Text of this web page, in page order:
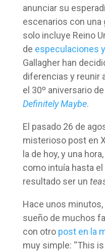
anunciar su
escenarios con una
solo incluye Reino
de especulaciones
Gallagher han
diferencias y reunir
el 30º aniversario
Definitely Maybe.
El pasado 26 de
misterioso post en
la de hoy, y una
como intuía hasta
resultado ser un
Hace unos minutos,
sueño de muchos
con otro post en la
muy simple: “This